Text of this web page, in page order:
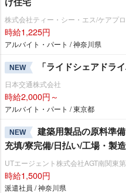
株式会社ティー・シー・エス/ケアプ
時給1,225円
アルバイト・パート / 神奈川県
NEW 「ライドシェアドラ
日本交通株式会社
時給2,000円～
アルバイト・パート / 東京都
NEW
建築用製品の原料準
充填/寮完備/日払い/工場・製造
UTエージェント株式会社AGT南関東
時給1,500円
派遣社員 / 神奈川県